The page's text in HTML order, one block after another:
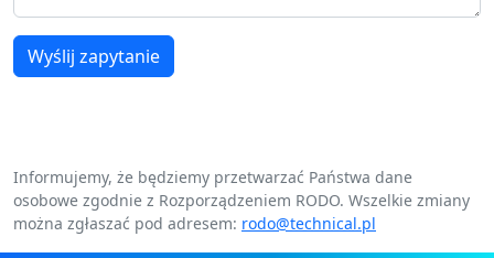
Wyślij zapytanie
Informujemy, że będziemy przetwarzać Państwa dane
osobowe zgodnie z Rozporządzeniem RODO. Wszelkie zmiany
można zgłaszać pod adresem: rodo@technical.pl